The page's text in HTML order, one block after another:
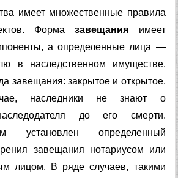
имеет множественные правила
Формазавещания имеет
а определенные лица —
в наследственном имуществе.
завещания: закрытое и открытое.
наследники не знают о
до его смерти.
установлен определенный
завещания нотариусом или
лицом. В ряде случаев, такими